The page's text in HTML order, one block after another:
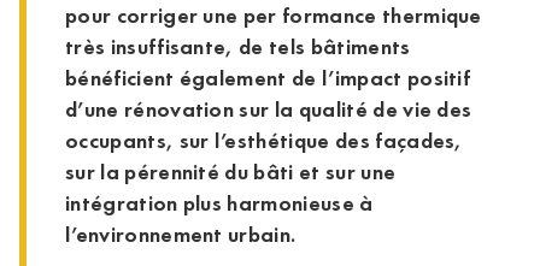
pour corriger une per formance thermique
très insuffisante, de tels bâtiments
bénéficient également de l’impact positif
d’une rénovation sur la qualité de vie des
occupants, sur l’esthétique des façades,
sur la pérennité du bâti et sur une
intégration plus harmonieuse à
l’environnement urbain.